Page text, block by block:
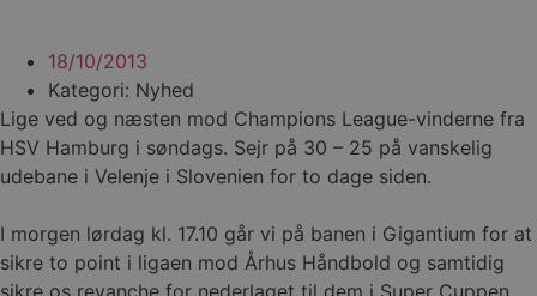
18/10/2013
Kategori: Nyhed
Lige ved og næsten mod Champions League-vinderne fra
HSV Hamburg i søndags. Sejr på 30 – 25 på vanskelig
udebane i Velenje i Slovenien for to dage siden.
I morgen lørdag kl. 17.10 går vi på banen i Gigantium for at
sikre to point i ligaen mod Århus Håndbold og samtidig
sikre os revanche for nederlaget til dem i Super Cuppen